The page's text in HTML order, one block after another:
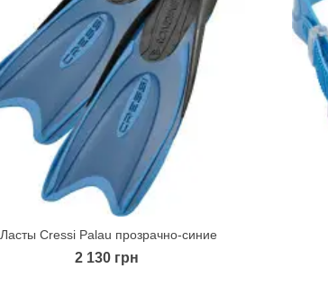
Quick view
Ласты Cressi Palau прозрачно-синие
2 130 грн